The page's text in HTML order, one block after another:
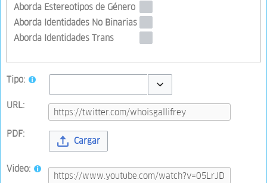
Aborda Estereotipos de Género
Aborda Identidades No Binarias
Aborda Identidades Trans
Tipo:
URL:
PDF:
Cargar
Video: